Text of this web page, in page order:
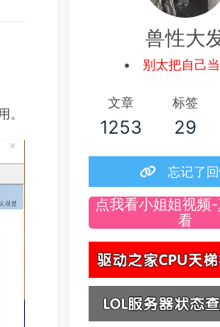
兽性大
别太把自己
文章
1253
标签
29
忘记了
点我看小姐姐视频
看